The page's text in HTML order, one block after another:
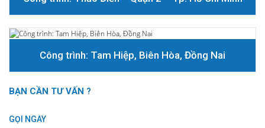
Công trình: Tam Hiệp, Biên Hòa, Đồng Nai
BẠN CẦN TƯ VẤN ?
GỌI NGAY